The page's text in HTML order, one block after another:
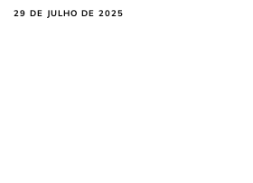
29 DE JULHO DE 2025